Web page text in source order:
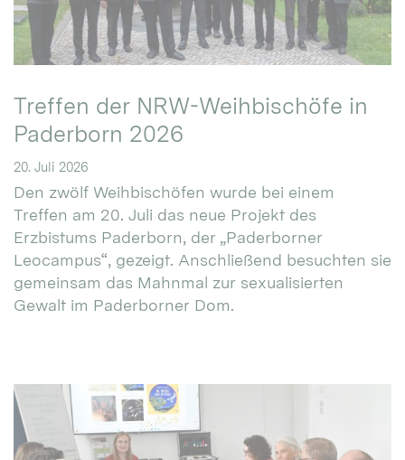
Treffen der NRW-Weihbischöfe in
Paderborn 2026
20. Juli 2026
Den zwölf Weihbischöfen wurde bei einem
Treffen am 20. Juli das neue Projekt des
Erzbistums Paderborn, der „Paderborner
Leocampus“, gezeigt. Anschließend besuchten sie
gemeinsam das Mahnmal zur sexualisierten
Gewalt im Paderborner Dom.